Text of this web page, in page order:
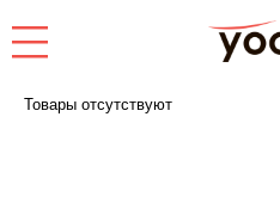
Товары отсутствуют